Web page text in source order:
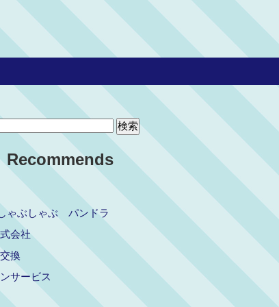
Recommends
ゃぶしゃぶ パンドラ
会社
換
サービス